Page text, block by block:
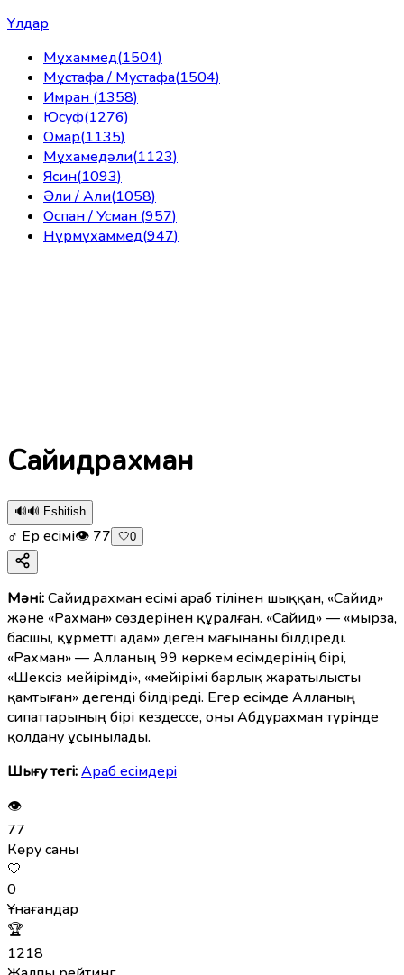
Ұлдар
Мұхаммед(1504)
Мұстафа / Мустафа(1504)
Имран (1358)
Юсуф(1276)
Омар(1135)
Мұхамедәли(1123)
Ясин(1093)
Әли / Али(1058)
Оспан / Усман (957)
Нұрмұхаммед(947)
Сайидрахман
🔊🔊 Eshitish
♂ Ер есімі👁 77 🤍0
Мәні:Сайидрахман есімі араб тілінен шыққан, «Сайид»
және «Рахман» сөздерінен құралған. «Сайид» — «мырза,
басшы, құрметті адам» деген мағынаны білдіреді.
«Рахман» — Алланың 99 көркем есімдерінің бірі,
«Шексіз мейірімді», «мейірімі барлық жаратылысты
қамтыған» дегенді білдіреді. Егер есімде Алланың
сипаттарының бірі кездессе, оны Абдурахман түрінде
қолдану ұсынылады.
Шығу тегі:Араб есімдерi
👁
77
Көру саны
🤍
0
Ұнағандар
🏆
1218